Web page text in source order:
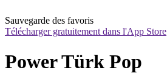
Sauvegarde des favoris
Télécharger gratuitement dans l'App Store
Power Türk Pop